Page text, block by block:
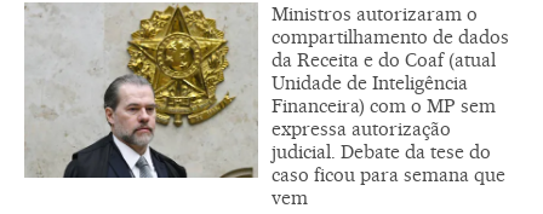
Ministros autorizaram o
compartilhamento de dados
da Receita e do Coaf (atual
Unidade de Inteligência
Financeira) com o MP sem
expressa autorização
judicial. Debate da tese do
caso ficou para semana que
vem